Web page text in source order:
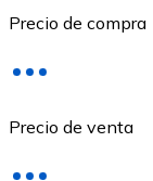
ETH
Precio de compra
Precio de venta